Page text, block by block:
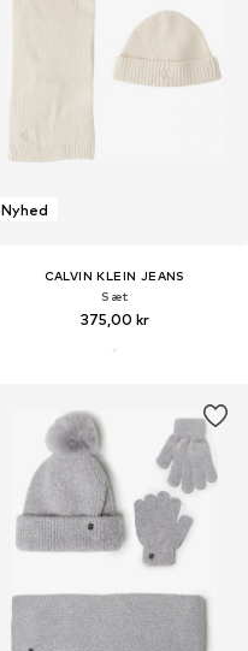
Nyhed
CALVIN KLEIN JEANS
Sæt
375,00 kr